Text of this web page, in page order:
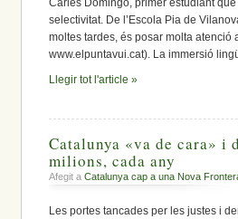
Carles Domingo, primer estudiant
selectivitat. De l’Escola Pia de
moltes tardes, és posar molta atenció
www.elpuntavui.cat). La immersió
Llegir tot l'article »
Catalunya «va de cara» i
milions, cada any
Afegit a Catalunya cap a una Nova
Les portes tancades per les justes i